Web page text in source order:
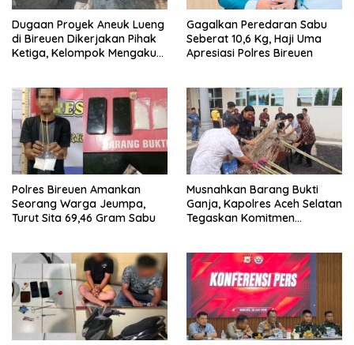
Dugaan Proyek Aneuk Lueng
di Bireuen Dikerjakan Pihak
Ketiga, Kelompok Mengaku
Gagalkan Peredaran Sabu
Seberat 10,6 Kg, Haji Uma
Apresiasi Polres Bireuen
Polres Bireuen Amankan
Seorang Warga Jeumpa,
Turut Sita 69,46 Gram Sabu
Musnahkan Barang Bukti
Ganja, Kapolres Aceh Selatan
Tegaskan Komitmen